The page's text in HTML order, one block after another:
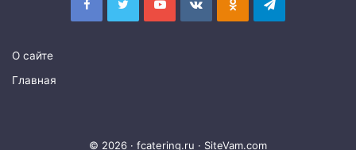
FacebookTwitterYouTubevk.comОдноклассники
Telegram
О сайте
Главная
© 2026 · fcatering.ru · SiteVam.com